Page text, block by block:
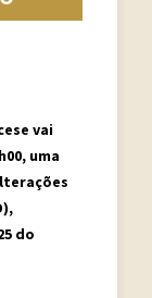
vai
uma
do